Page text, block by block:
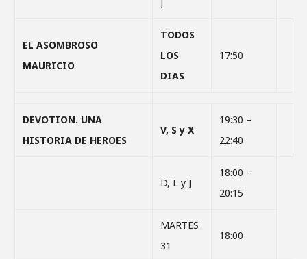
EL ASOMBROSO
MAURICIO
TODOS
LOS
DIAS
17:50
DEVOTION. UNA
HISTORIA DE HEROES
V, S y X
19:30 –
22:40
D, L y J
18:00 –
20:15
MARTES
31
18:00